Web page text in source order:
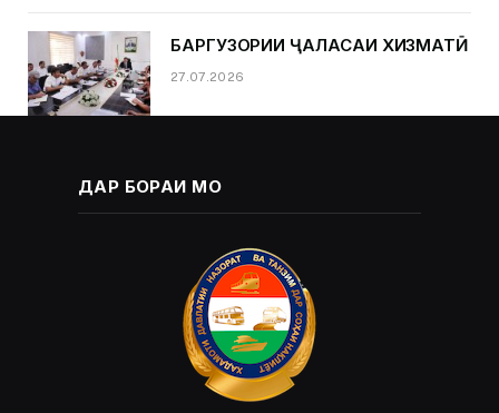
БАРГУЗОРИИ ҶАЛАСАИ ХИЗМАТӢ
27.07.2026
ДАР БОРАИ МО